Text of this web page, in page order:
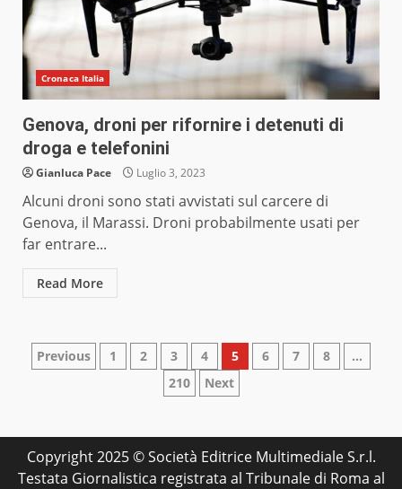
Cronaca Italia
Genova, droni per rifornire i detenuti di
droga e telefonini
Gianluca Pace Luglio 3, 2023
Alcuni droni sono stati avvistati sul carcere di
Genova, il Marassi. Droni probabilmente usati per
far entrare...
Read More
Paginazione
articoli
Previous 1 2 3 4 5 6 7 8
…
210
Next
Copyright 2025 © Società Editrice Multimediale S.r.l.
Testata Giornalistica registrata al Tribunale di Roma al